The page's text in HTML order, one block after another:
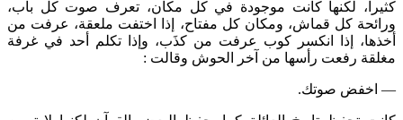
كثيراً، لكنها كانت موجودة في كل مكان، تعرف صوت كل باب،
ورائحة كل قماش، ومكان كل مفتاح، إذا اختفت ملعقة، عرفت من
أخذها، إذا انكسر كوب عرفت من كذَب، وإذا تكلم أحد في غرفة
مغلقة رفعت رأسها من آخر الحوش وقالت :
— اخفض صوتك.